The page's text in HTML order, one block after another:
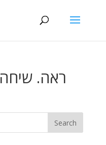
ראה. שיחה 1. וּבָחרת בַּחיים